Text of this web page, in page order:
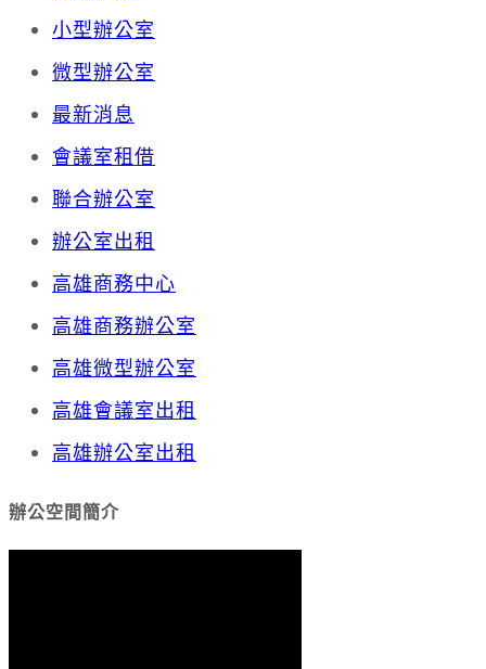
小型辦公室
微型辦公室
最新消息
會議室租借
聯合辦公室
辦公室出租
高雄商務中心
高雄商務辦公室
高雄微型辦公室
高雄會議室出租
高雄辦公室出租
辦公空間簡介